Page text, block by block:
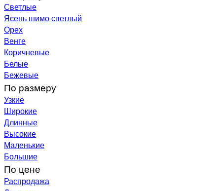
Светлые
Ясень шимо светлый
Орех
Венге
Коричневые
Белые
Бежевые
По размеру
Узкие
Широкие
Длинные
Высокие
Маленькие
Большие
По цене
Распродажа